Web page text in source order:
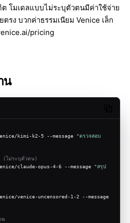
โมเดลแบบไม่ระบุตัวตนมีค่าใช้จ่าย
ตรง บวกค่าธรรมเนียม Venice เล็ก
pricing
น
kimi-k2-5 --message "ตรวจสอบ
(ไม่ระบุตัวตน)
claude-opus-4-6 --message "สรุป
พ